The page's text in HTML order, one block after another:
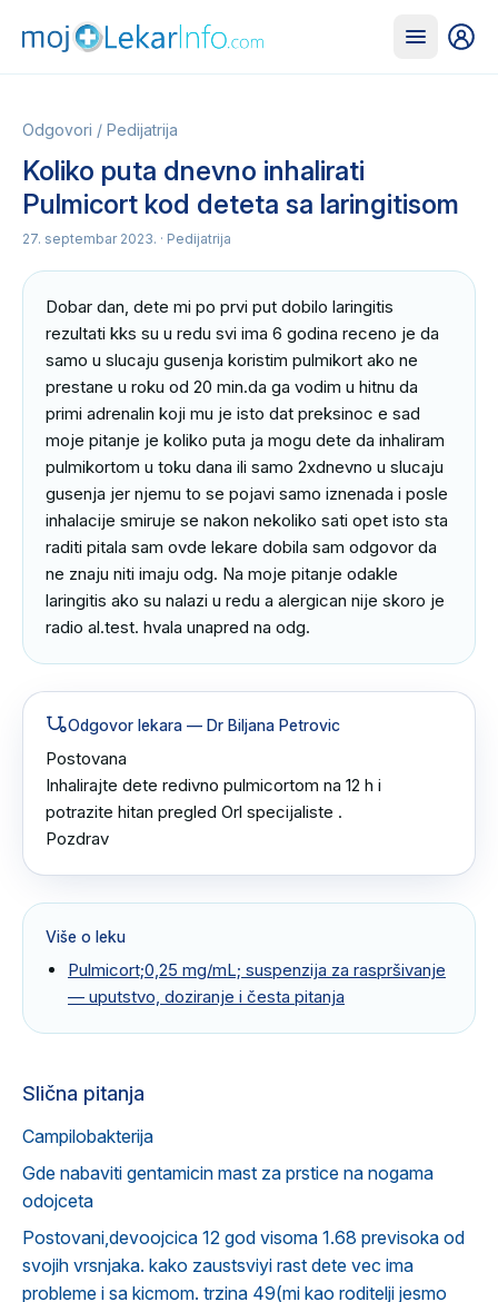
Odgovori / Pedijatrija
Koliko puta dnevno inhalirati
Pulmicort kod deteta sa laringitisom
27. septembar 2023. · Pedijatrija
Dobar dan, dete mi po prvi put dobilo laringitis
rezultati kks su u redu svi ima 6 godina receno je da
samo u slucaju gusenja koristim pulmikort ako ne
prestane u roku od 20 min.da ga vodim u hitnu da
primi adrenalin koji mu je isto dat preksinoc e sad
moje pitanje je koliko puta ja mogu dete da inhaliram
pulmikortom u toku dana ili samo 2xdnevno u slucaju
gusenja jer njemu to se pojavi samo iznenada i posle
inhalacije smiruje se nakon nekoliko sati opet isto sta
raditi pitala sam ovde lekare dobila sam odgovor da
ne znaju niti imaju odg. Na moje pitanje odakle
laringitis ako su nalazi u redu a alergican nije skoro je
radio al.test. hvala unapred na odg.
Odgovor lekara — Dr Biljana Petrovic
Postovana
Inhalirajte dete redivno pulmicortom na 12 h i
potrazite hitan pregled Orl specijaliste .
Pozdrav
Više o leku
Pulmicort;0,25 mg/mL; suspenzija za raspršivanje
— uputstvo, doziranje i česta pitanja
Slična pitanja
Campilobakterija
Gde nabaviti gentamicin mast za prstice na nogama
odojceta
Postovani,devoojcica 12 god visoma 1.68 previsoka od
svojih vrsnjaka. kako zaustsviyi rast dete vec ima
probleme i sa kicmom. trzina 49(mi kao roditelji jesmo